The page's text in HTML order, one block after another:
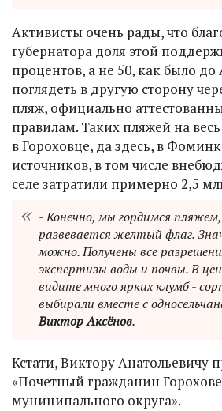
Активисты очень рады, что
губернатора доля этой
процентов, а не 50, как было до
поглядеть в другую сторону
пляж, официально
правилам. Таких пляжей на весь
в Гороховце, да здесь, в
источников, в том числе
селе затратили примерно 2,5
- Конечно, мы гордимся
развевается желтый флаг.
можно. Получены все
экспертизы воды и почвы. В
видите много ярких клумб -
выбирали вместе с
Виктор Аксёнов.
Кстати, Виктору Анатольевичу
«Почетный гражданин
муниципального округа».